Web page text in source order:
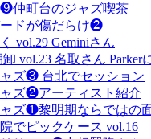
仲町台のジャズ喫茶
ードが傷だらけ❷
vol.29 Geminiさん
vol.23 名取さん Parker
ズ❸ 台北でセッション
ズ❷アーティスト紹介
ズ❶黎明期ならではの
でピックケース vol.16